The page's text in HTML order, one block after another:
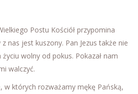
Postu Kościół przypomina
nas jest kuszony. Pan Jezus także nie
wolny od pokus. Pokazał nam
walczyć.
w których rozważamy mękę Pańską,